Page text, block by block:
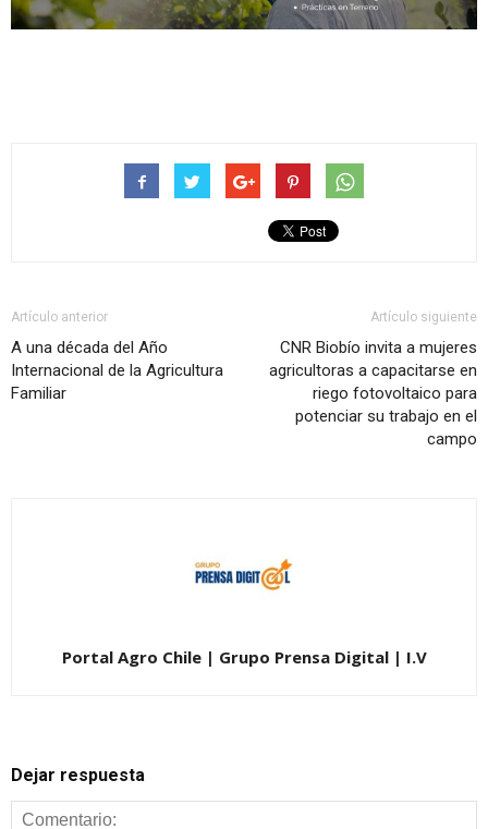
Artículo anterior
A una década del Año
Internacional de la Agricultura
Familiar
Artículo siguiente
CNR Biobío invita a mujeres
agricultoras a capacitarse en
riego fotovoltaico para
potenciar su trabajo en el
campo
Portal Agro Chile | Grupo Prensa Digital | I.V
Dejar respuesta